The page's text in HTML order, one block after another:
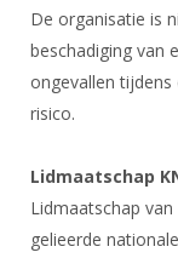
De organisatie is
beschadiging van
ongevallen tijdens
risico.
Lidmaatschap
Lidmaatschap van
gelieerde